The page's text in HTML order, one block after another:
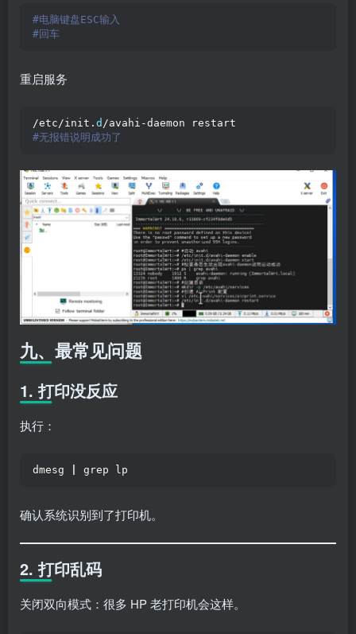
#电脑键盘ESC输入
#回车
重启服务
/etc/init. d /avahi-daemon restart
#无报错说明成功了
九、最常见问题
1. 打印没反应
执行：
dmesg grep lp
确认系统识别到了打印机。
2. 打印乱码
关闭双向模式：很多 HP 老打印机会这样。